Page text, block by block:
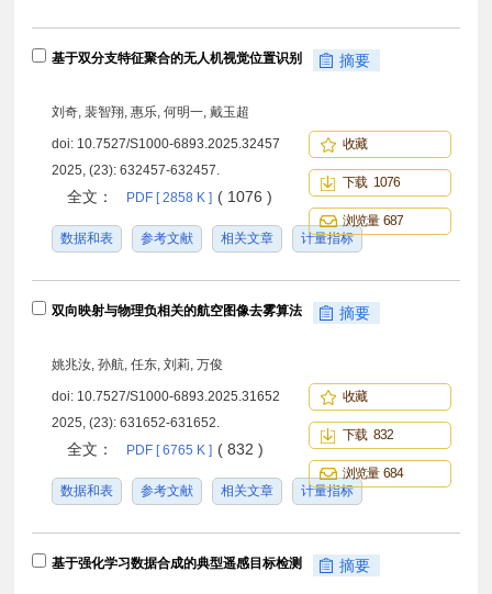
基于双分支特征聚合的无人机视觉位置识别 摘要
刘奇, 裴智翔, 惠乐, 何明一, 戴玉超
doi: 10.7527/S1000-6893.2025.32457
2025, (23): 632457-632457.
全文： PDF [ 2858 K ] ( 1076 )
数据和表 参考文献 相关文章 计量指标
收藏
下载 1076
浏览量 687
双向映射与物理负相关的航空图像去雾算法 摘要
姚兆汝, 孙航, 任东, 刘莉, 万俊
doi: 10.7527/S1000-6893.2025.31652
2025, (23): 631652-631652.
全文： PDF [ 6765 K ] ( 832 )
数据和表 参考文献 相关文章 计量指标
收藏
下载 832
浏览量 684
基于强化学习数据合成的典型遥感目标检测 摘要